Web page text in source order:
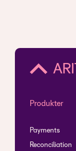
Produkter
Payments
Reconciliation